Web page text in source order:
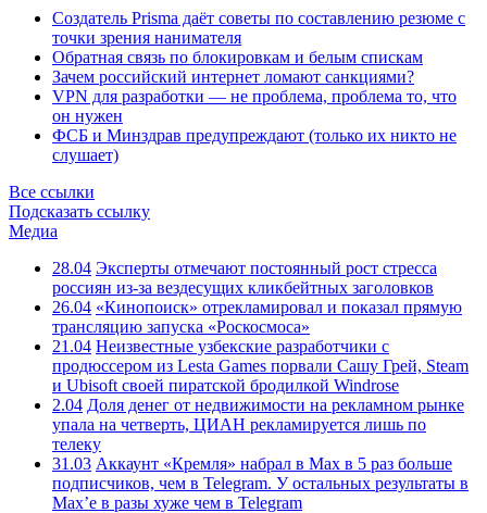
Создатель Prisma даёт советы по составлению резюме с
точки зрения нанимателя
Обратная связь по блокировкам и белым спискам
Зачем российский интернет ломают санкциями?
VPN для разработки — не проблема, проблема то, что
он нужен
ФСБ и Минздрав предупреждают (только их никто не
слушает)
Все ссылки
Подсказать ссылку
Медиа
28.04 Эксперты отмечают постоянный рост стресса
россиян из-за вездесущих кликбейтных заголовков
26.04 «Кинопоиск» отрекламировал и показал прямую
трансляцию запуска «Роскосмоса»
21.04 Неизвестные узбекские разработчики с
продюссером из Lesta Games порвали Сашу Грей, Steam
и Ubisoft своей пиратской бродилкой Windrose
2.04 Доля денег от недвижимости на рекламном рынке
упала на четверть, ЦИАН рекламируется лишь по
телеку
31.03 Аккаунт «Кремля» набрал в Max в 5 раз больше
подписчиков, чем в Telegram. У остальных результаты в
Max’е в разы хуже чем в Telegram